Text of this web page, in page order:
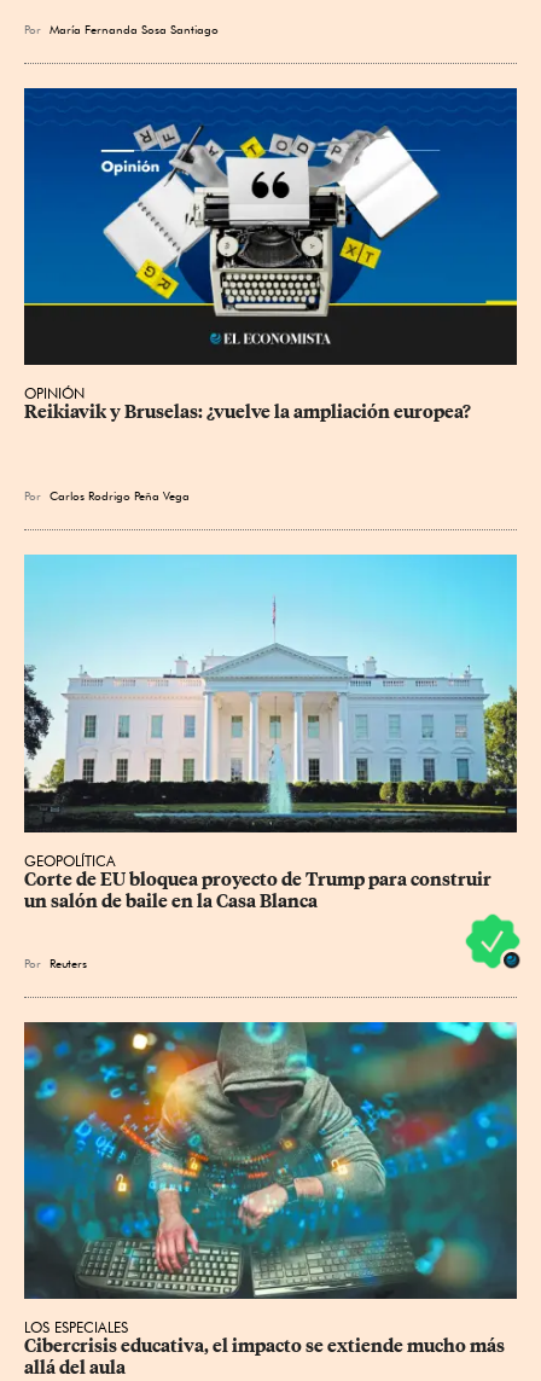
Por María Fernanda Sosa Santiago
OPINIÓN
Reikiavik y Bruselas: ¿vuelve la ampliación europea?
Por Carlos Rodrigo Peña Vega
GEOPOLÍTICA
Corte de EU bloquea proyecto de Trump para construir
un salón de baile en la Casa Blanca
Por Reuters
LOS ESPECIALES
Cibercrisis educativa, el impacto se extiende mucho más
allá del aula